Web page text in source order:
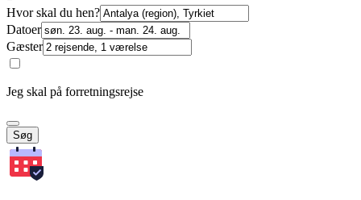
Hvor skal du hen?
Datoer
Gæster
Jeg skal på forretningsrejse
Søg